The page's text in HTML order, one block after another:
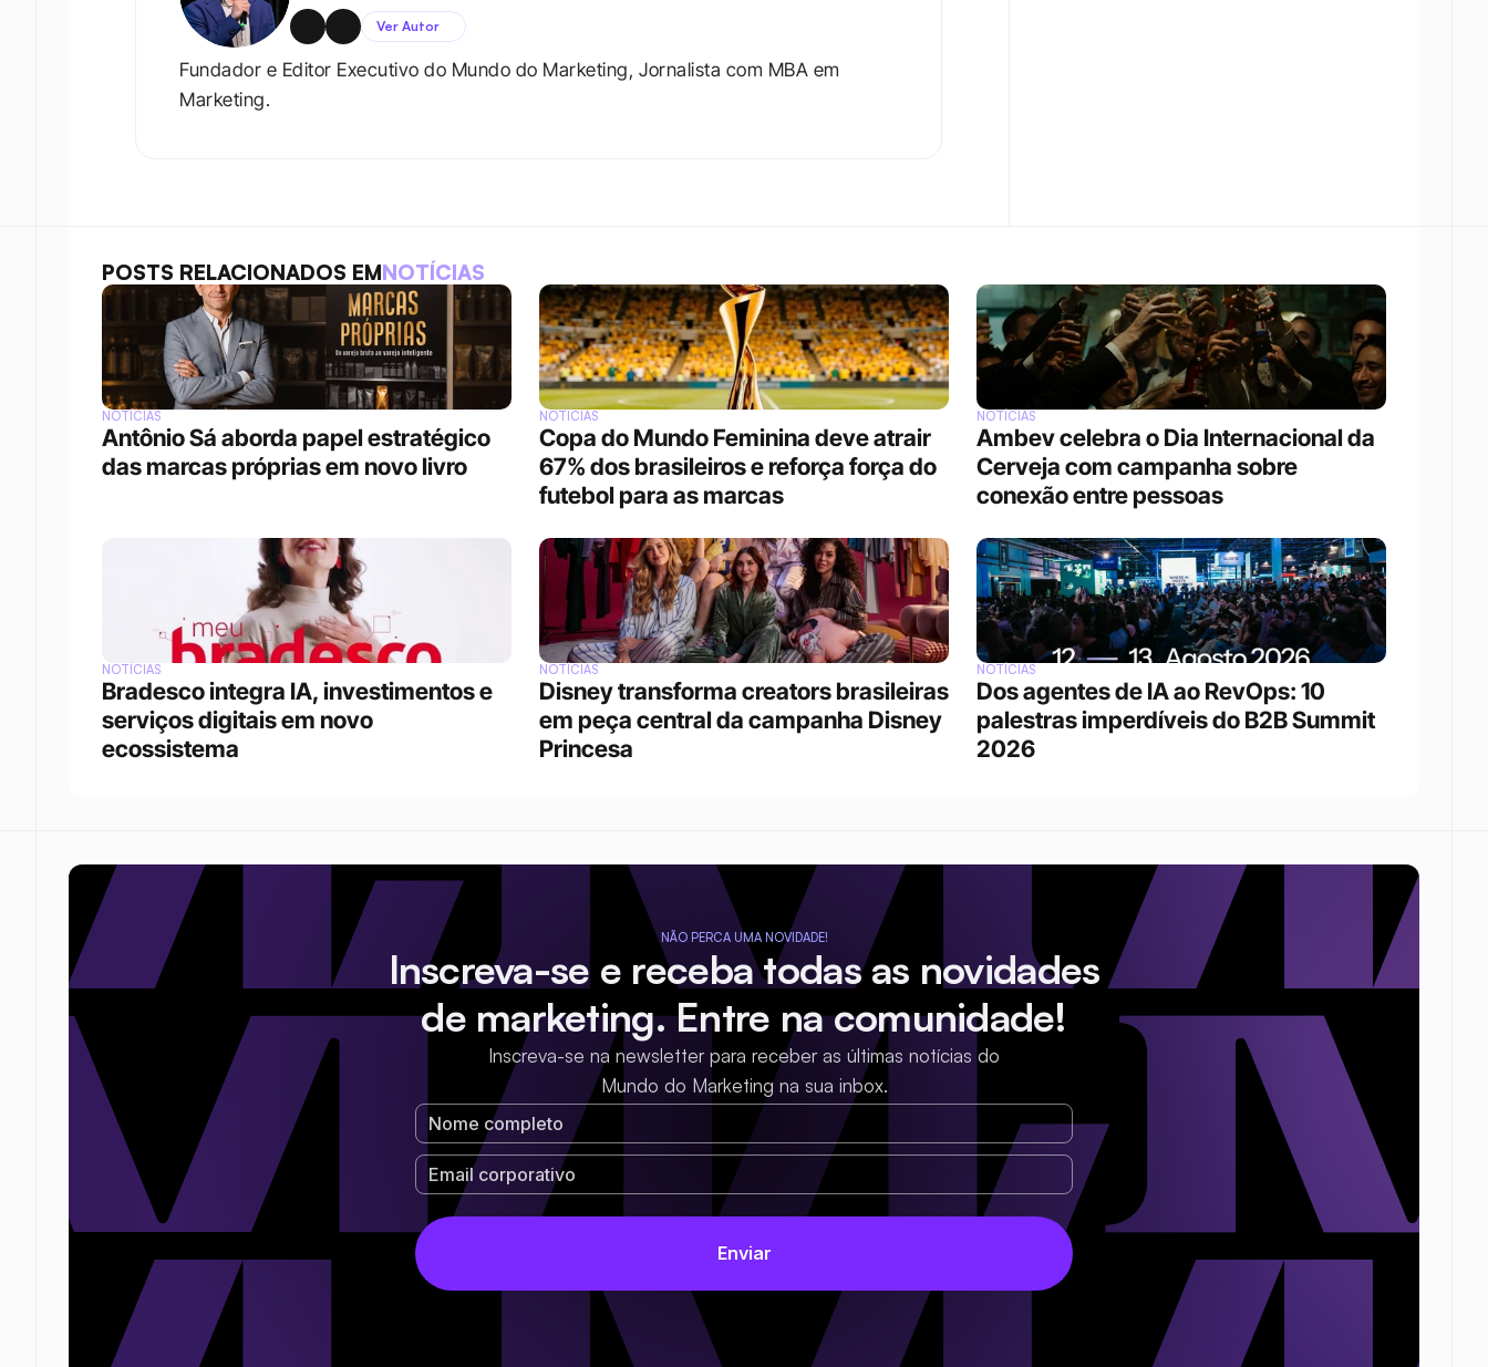
Ver Autor
Fundador e Editor Executivo do Mundo do Marketing, Jornalista com MBA em
Marketing.
POSTS RELACIONADOS EMNOTÍCIAS
NOTÍCIAS
Antônio Sá aborda papel estratégico
das marcas próprias em novo livro
NOTÍCIAS
Copa do Mundo Feminina deve atrair
67% dos brasileiros e reforça força do
futebol para as marcas
NOTÍCIAS
Ambev celebra o Dia Internacional da
Cerveja com campanha sobre
conexão entre pessoas
NOTÍCIAS
Bradesco integra IA, investimentos e
serviços digitais em novo
ecossistema
NOTÍCIAS
Disney transforma creators brasileiras
em peça central da campanha Disney
Princesa
NOTÍCIAS
Dos agentes de IA ao RevOps: 10
palestras imperdíveis do B2B Summit
2026
NÃO PERCA UMA NOVIDADE!
Inscreva-se e receba todas as novidades
de marketing. Entre na comunidade!
Inscreva-se na newsletter para receber as últimas notícias do
Mundo do Marketing na sua inbox.